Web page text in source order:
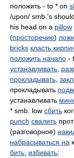
положить - to * on
/upon/ smb.'s
his head on a pillow
(просторечие)
bricks класть
положить начало -
устанавливать
прокладывать
прокладывать
устанавливать
* smb. low сбить
punch свалить
(разговорное)
набрасываться на
бить избивать;